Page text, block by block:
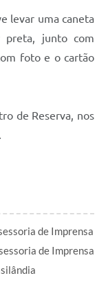
levar uma caneta
preta, junto com
foto e o cartão
de Reserva, nos
de Imprensa
de Imprensa